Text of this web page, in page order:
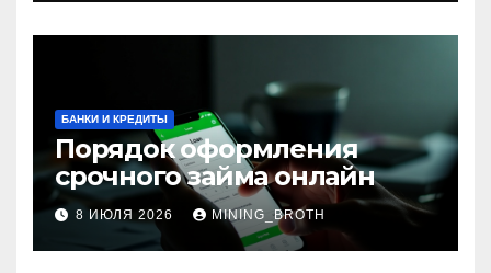
БАНКИ И КРЕДИТЫ
Порядок оформления
срочного займа онлайн
8 ИЮЛЯ 2026 MINING_BROTH